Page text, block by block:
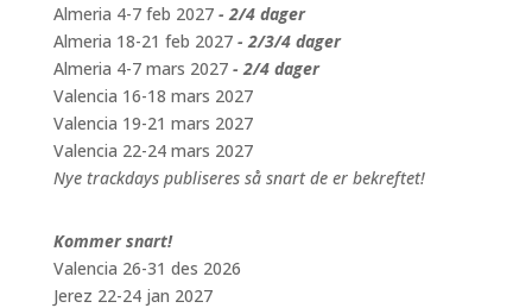
Almeria 4-7 feb 2027 - 2/4 dager
Almeria 18-21 feb 2027 - 2/3/4 dager
Almeria 4-7 mars 2027 - 2/4 dager
Valencia 16-18 mars 2027
Valencia 19-21 mars 2027
Valencia 22-24 mars 2027
Nye trackdays publiseres så snart de er bekreftet!
Kommer snart!
Valencia 26-31 des 2026
Jerez 22-24 jan 2027